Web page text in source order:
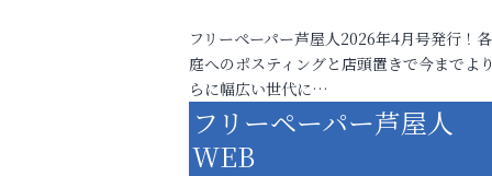
フリーペーパー芦屋人2026年4月号発行！
庭へのポスティングと店頭置きで今までよ
らに幅広い世代に…
フリーペーパー芦屋人
WEB